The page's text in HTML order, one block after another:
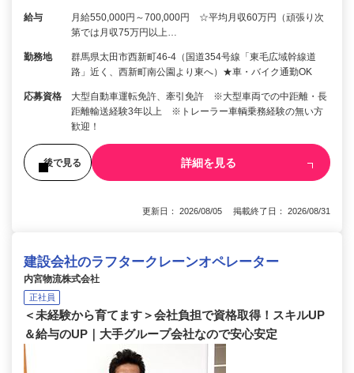
給与
月給550,000円～700,000円 ☆平均月収60万円（頑張り次
第では月収75万円以上…
勤務地
群馬県太田市西新町46-4（国道354号線「東毛広域幹線道
路」近く、西新町南公園より東へ）★車・バイク通勤OK
応募資格
大型自動車運転免許、牽引免許 ※大型車両での中距離・長
距離輸送経験3年以上 ※トレーラー車輌乗務経験の無い方
歓迎！
後で見る 詳細を見る
更新日： 2026/08/05 掲載終了日： 2026/08/31
建設会社のラフタークレーンオペレーター
内宮物流株式会社
正社員
＜未経験から育てます＞会社負担で資格取得！スキルUP
＆給与のUP｜大手グループ会社なので安心安定